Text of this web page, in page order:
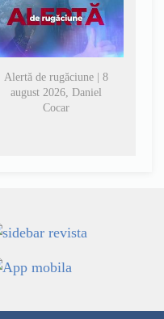
Alertă de rugăciune | 8
august 2026, Daniel
Cocar